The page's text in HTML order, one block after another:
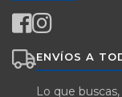
ENVÍOS A
Lo que